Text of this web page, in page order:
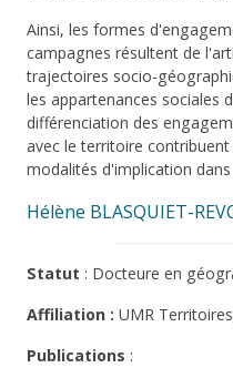
Ainsi, les formes
campagnes résultent de
trajectoires socio-
les appartenances sociales
différenciation des
avec le territoire
modalités d'implication dans
Hélène BLASQUIET-
Statut : Docteure en
Affiliation : UMR
Publications :